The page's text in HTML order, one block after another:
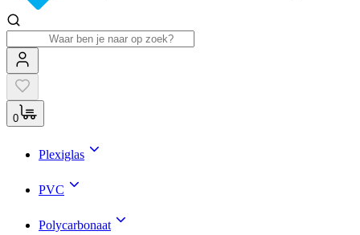
0
Plexiglas
PVC
Polycarbonaat